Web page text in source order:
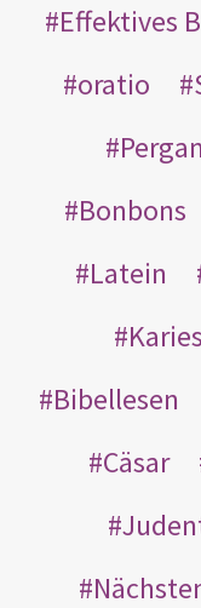
Effektives
oratio
Bonbons
Latein
Karies
Bibellesen
Cäsar